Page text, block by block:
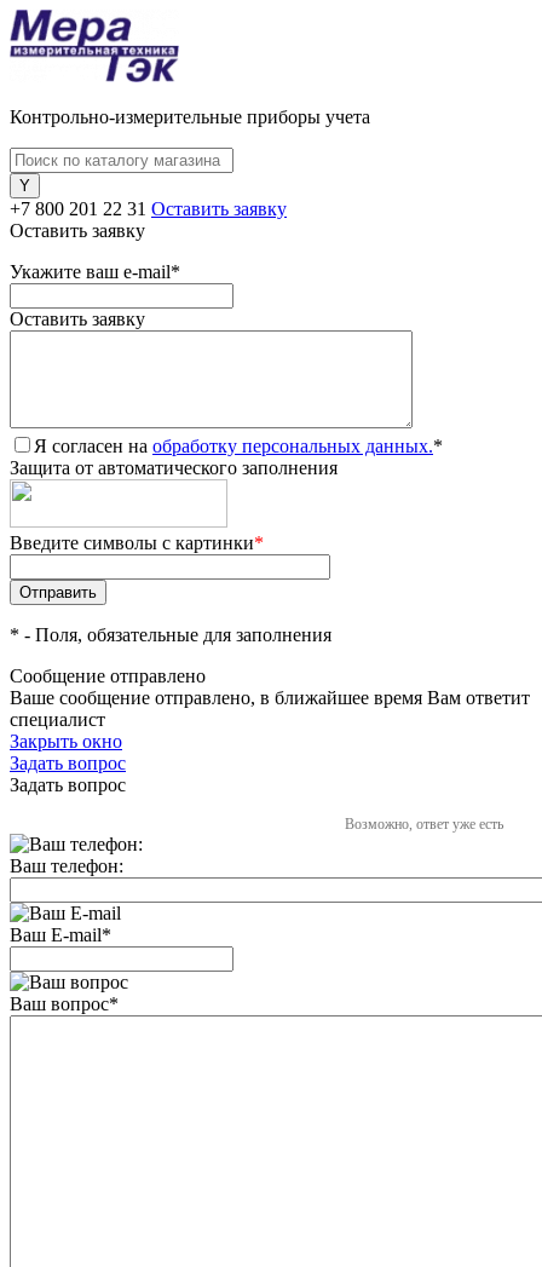
Контрольно-измерительные приборы учета
+7 800 201 22 31 Оставить заявку
Оставить заявку
Укажите ваш e-mail*
Оставить заявку
Я согласен на обработку персональных данных.*
Защита от автоматического заполнения
Введите символы с картинки*
* - Поля, обязательные для заполнения
Сообщение отправлено
Ваше сообщение отправлено, в ближайшее время Вам ответит
специалист
Закрыть окно
Задать вопрос
Задать вопрос
Возможно, ответ уже есть
Ваш телефон:
Ваш E-mail*
Ваш вопрос*